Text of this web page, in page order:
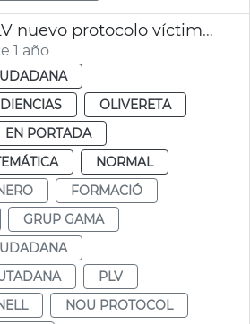
Formación PLV nuevo protocolo víctimas violencia género
1 año
OLIVERETA
EN PORTADA
NORMAL
FORMACIÓ
GRUP GAMA
PLV
NOU PROTOCOL